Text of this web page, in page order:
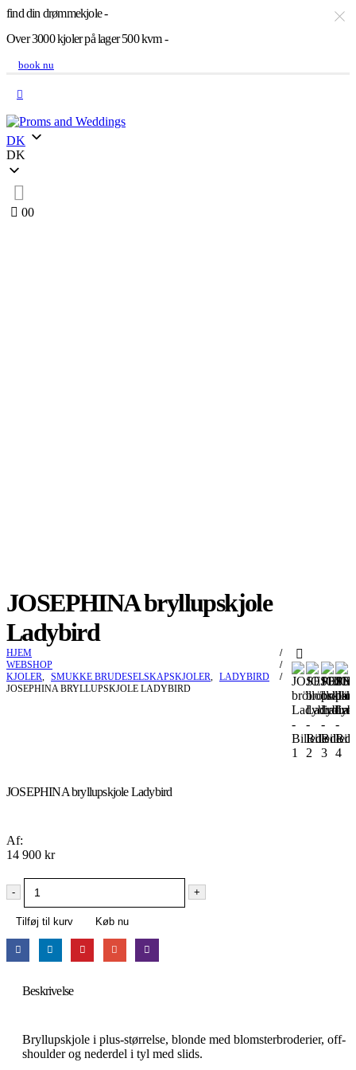
find din drømmekjole -
Over 3000 kjoler på lager 500 kvm -
book nu
DK
DK
00
JOSEPHINA bryllupskjole
Ladybird
HJEM
WEBSHOP
KJOLER, SMUKKE BRUDESELSKAPSKJOLER, LADYBIRD
JOSEPHINA BRYLLUPSKJOLE LADYBIRD
JOSEPHINA bryllupskjole Ladybird
Af:
14 900 kr
- +
Tilføj til kurv Køb nu
Beskrivelse
Bryllupskjole i plus-størrelse, blonde med blomsterbroderier, off-
shoulder og nederdel i tyl med slids.